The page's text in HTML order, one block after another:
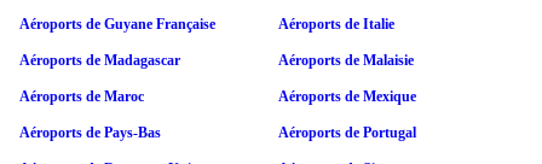
Aéroports de Guyane Française Aéroports de Italie
Aéroports de Madagascar Aéroports de Malaisie
Aéroports de Maroc Aéroports de Mexique
Aéroports de Pays-Bas Aéroports de Portugal